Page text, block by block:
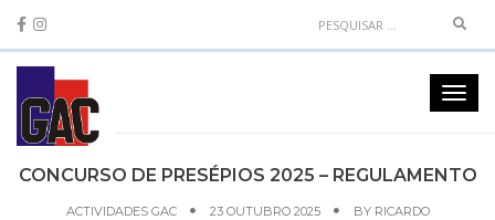
CONCURSO DE PRESÉPIOS 2025 – REGULAMENTO
ACTIVIDADES GAC 23 OUTUBRO 2025 BY RICARDO